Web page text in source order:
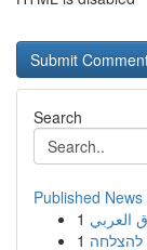
Search
Published News
1 العربي
1 להצלחה